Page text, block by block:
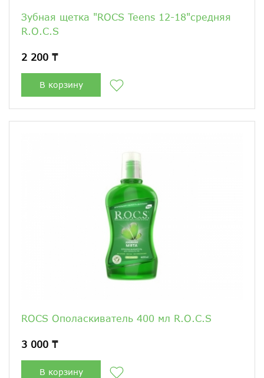
Зубная щетка "ROCS Teens 12-18"средняя
R.O.C.S
2 200 ₸
В корзину
ROCS Ополаскиватель 400 мл R.O.C.S
3 000 ₸
В корзину